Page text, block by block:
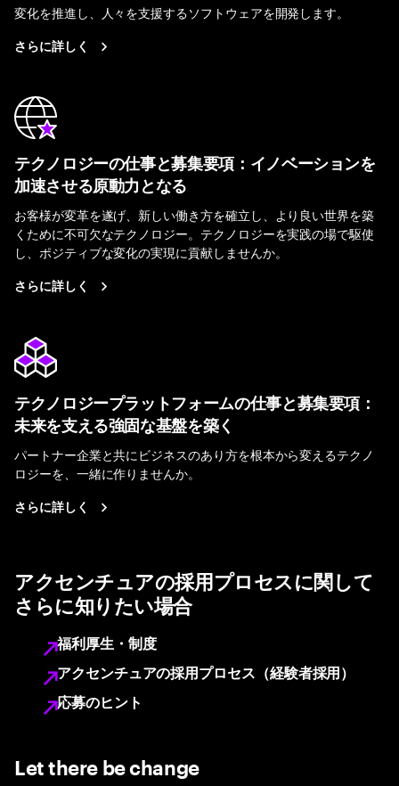
変化を推進し、人々を支援するソフトウェアを開発します。
さらに詳しく
テクノロジーの仕事と募集要項：イノベーションを
加速させる原動力となる
お客様が変革を遂げ、新しい働き方を確立し、より良い世界を築
くために不可欠なテクノロジー。テクノロジーを実践の場で駆使
し、ポジティブな変化の実現に貢献しませんか。
さらに詳しく
テクノロジープラットフォームの仕事と募集要項：
未来を支える強固な基盤を築く
パートナー企業と共にビジネスのあり方を根本から変えるテクノ
ロジーを、一緒に作りませんか。
さらに詳しく
アクセンチュアの採用プロセスに関して
さらに知りたい場合
福利厚生・制度
アクセンチュアの採用プロセス（経験者採用）
応募のヒント
Let there be change